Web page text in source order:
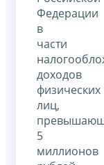
Федерации
в
части
доходов
физических
лиц,
5
миллионов